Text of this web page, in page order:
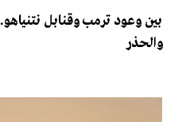
بين وعود ترمب وقنابل
والحذر